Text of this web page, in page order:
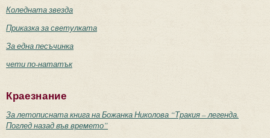
Коледната звезда
Приказка за светулката
За една песъчинка
чети по-нататък
Краезнание
За летописната книга на Божанка Николова “Тракия – легенда.
Поглед назад във времето”